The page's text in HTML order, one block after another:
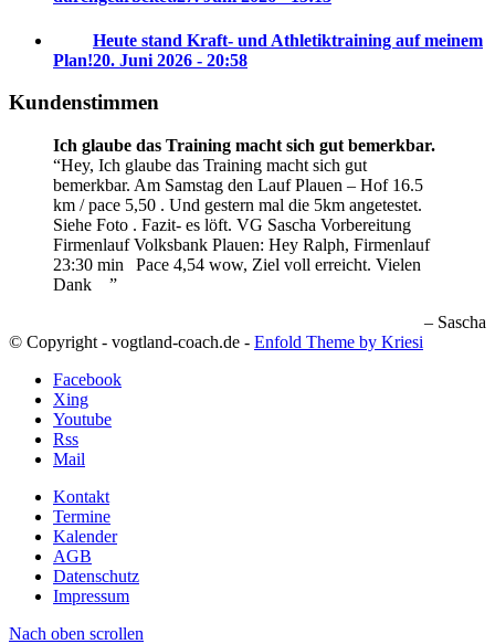
Heute stand Kraft- und Athletiktraining auf meinem
Plan!20. Juni 2026 - 20:58
Kundenstimmen
Ich glaube das Training macht sich gut bemerkbar.
Hey, Ich glaube das Training macht sich gut
bemerkbar. Am Samstag den Lauf Plauen – Hof 16.5
km / pace 5,50 . Und gestern mal die 5km angetestet.
Siehe Foto . Fazit- es löft. VG Sascha Vorbereitung
Firmenlauf Volksbank Plauen: Hey Ralph, Firmenlauf
23:30 min
Pace 4,54 wow, Ziel voll erreicht. Vielen
Dank
Sascha
© Copyright - vogtland-coach.de - Enfold Theme by Kriesi
Facebook
Xing
Youtube
Rss
Mail
Kontakt
Termine
Kalender
AGB
Datenschutz
Impressum
Nach oben scrollen